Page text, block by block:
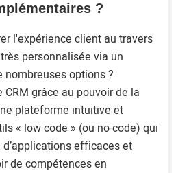
?
l'expérience client au travers
personnalisée via un
nombreuses options ?
grâce au pouvoir de la
plateforme intuitive et
« low code » (ou no-code) qui
efficaces et
de compétences en